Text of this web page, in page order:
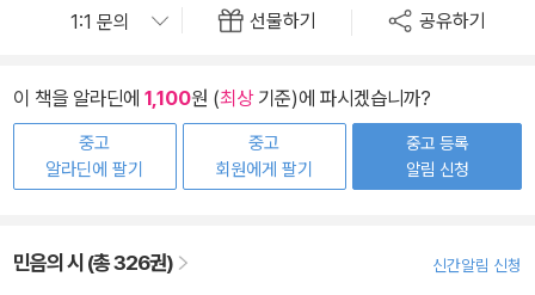
선물하기 공유하기
이 책을 알라딘에 1,100원 (최상기준)에 파시겠습니까?
중고
알라딘에 팔기
중고
회원에게 팔기
중고 등록
알림 신청
민음의 시 (총 326권) 신간알림 신청